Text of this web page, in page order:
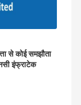
से कोई समझौता
इंफ्राटेक